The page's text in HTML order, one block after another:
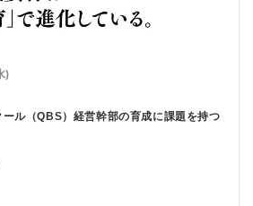
)
ル（QBS）経営幹部の育成に課題を持つ